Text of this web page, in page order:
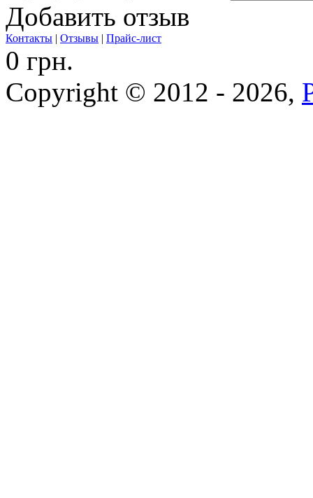
Добавить отзыв
Контакты | Отзывы | Прайс-лист
0 грн.
Copyright © 2012 - 2026,